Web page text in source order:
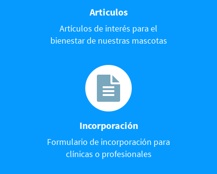
Articulos
Artículos de interés para el
bienestar de nuestras mascotas
Incorporación
Formulario de incorporación para
clínicas o profesionales